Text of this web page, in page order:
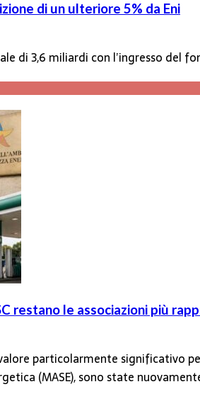
di un ulteriore 5% da Eni
di 3,6 miliardi con l’ingresso
restano le associazioni più
particolarmente significativo
(MASE), sono state